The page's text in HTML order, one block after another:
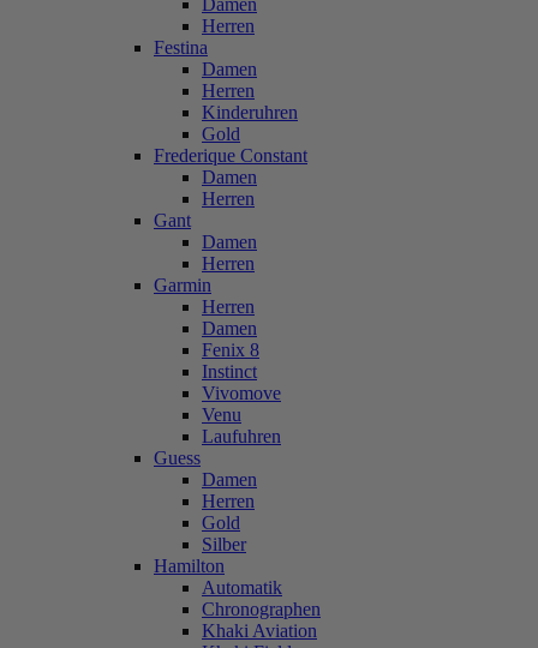
Damen
Herren
Festina
Damen
Herren
Kinderuhren
Gold
Frederique Constant
Damen
Herren
Gant
Damen
Herren
Garmin
Herren
Damen
Fenix 8
Instinct
Vivomove
Venu
Laufuhren
Guess
Damen
Herren
Gold
Silber
Hamilton
Automatik
Chronographen
Khaki Aviation